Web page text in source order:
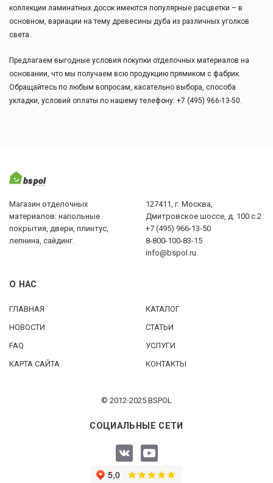
коллекции ламинатных досок имеются популярные расцветки – в
основном, вариации на тему древесины дуба из различных уголков
света.
Предлагаем выгодные условия покупки отделочных материалов на
основании, что мы получаем всю продукцию прямиком с фабрик.
Обращайтесь по любым вопросам, касательно выбора, способа
укладки, условий оплаты по нашему телефону: +7 (495) 966-13-50.
Магазин отделочных
материалов: напольные
покрытия, двери, плинтус,
лепнина, сайдинг.
127411, г. Москва,
Дмитровское шоссе, д. 100 с.2
+7 (495) 966-13-50
8-800-100-83-15
info@bspol.ru
О НАС
ГЛАВНАЯ
КАТАЛОГ
НОВОСТИ
СТАТЬИ
FAQ
УСЛУГИ
КАРТА САЙТА
КОНТАКТЫ
© 2012-2025 BSPOL
СОЦИАЛЬНЫЕ СЕТИ